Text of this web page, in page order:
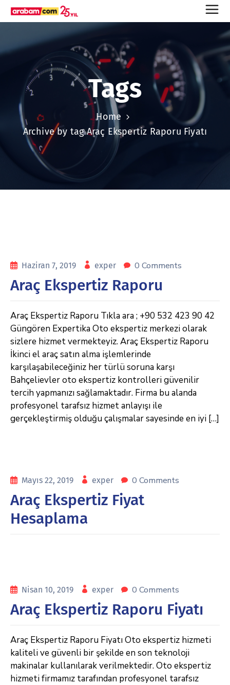
Tags
Home
Archive by tag Araç Ekspertiz Raporu Fiyatı
Haziran 7, 2019 exper 0 Comments
Araç Ekspertiz Raporu
Araç Ekspertiz Raporu Tıkla ara ; +90 532 423 90 42
Güngören Expertika Oto ekspertiz merkezi olarak
sizlere hizmet vermekteyiz. Araç Ekspertiz Raporu
İkinci el araç satın alma işlemlerinde
karşılaşabileceğiniz her türlü soruna karşı
Bahçelievler oto ekspertiz kontrolleri güvenilir
tercih yapmanızı sağlamaktadır. Firma bu alanda
profesyonel tarafsız hizmet anlayışı ile
gerçekleştirmiş olduğu çalışmalar sayesinde en iyi […]
Mayıs 22, 2019 exper 0 Comments
Araç Ekspertiz Fiyat
Hesaplama
Nisan 10, 2019 exper 0 Comments
Araç Ekspertiz Raporu Fiyatı
Araç Ekspertiz Raporu Fiyatı Oto ekspertiz hizmeti
kaliteli ve güvenli bir şekilde en son teknoloji
makinalar kullanılarak verilmektedir. Oto ekspertiz
hizmeti firmamız tarafından profesyonel tarafsız